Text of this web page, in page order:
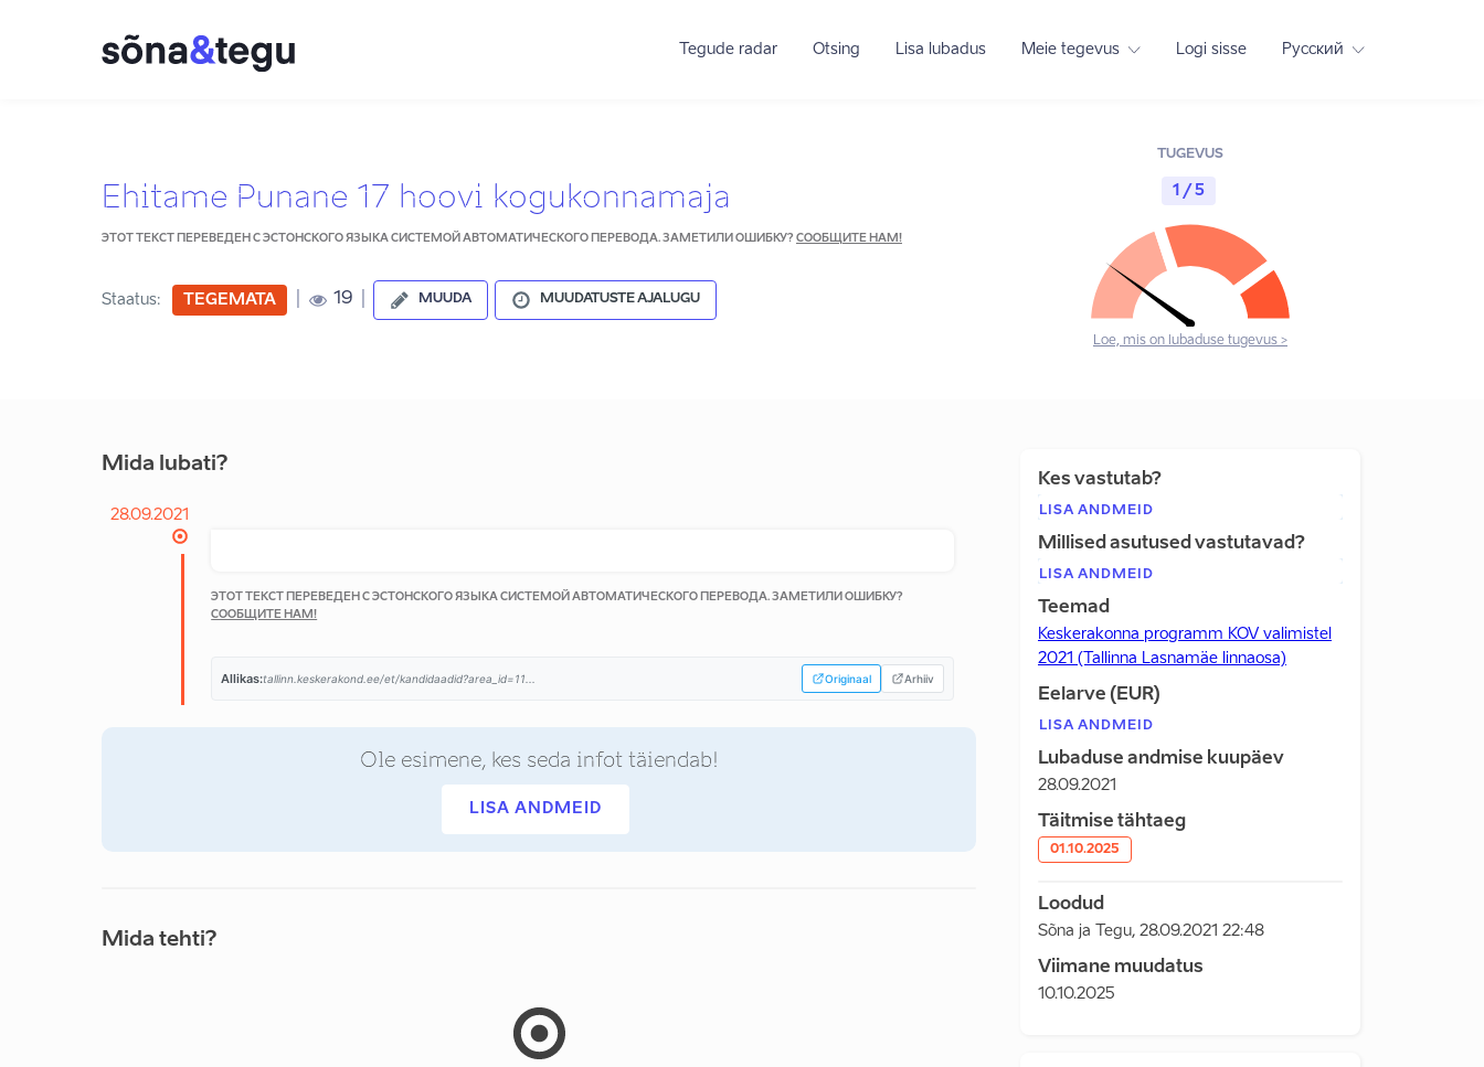
Tegude radar Otsing Lisa lubadus Meie tegevus Logi sisse Русский
Ehitame Punane 17 hoovi kogukonnamaja
ЭТОТ ТЕКСТ ПЕРЕВЕДЕН С ЭСТОНСКОГО ЯЗЫКА СИСТЕМОЙ АВТОМАТИЧЕСКОГО ПЕРЕВОДА. ЗАМЕТИЛИ ОШИБКУ? СООБЩИТЕ НАМ!
Staatus: TEGEMATA 19 MUUDA MUUDATUSTE AJALUGU
TUGEVUS
1 / 5
Loe, mis on lubaduse tugevus >
Mida lubati?
28.09.2021
ЭТОТ ТЕКСТ ПЕРЕВЕДЕН С ЭСТОНСКОГО ЯЗЫКА СИСТЕМОЙ АВТОМАТИЧЕСКОГО ПЕРЕВОДА. ЗАМЕТИЛИ ОШИБКУ?
СООБЩИТЕ НАМ!
Allikas:tallinn.keskerakond.ee/et/kandidaadid?area_id=11... Originaal Arhiiv
Ole esimene, kes seda infot täiendab!
LISA ANDMEID
Mida tehti?
Kes vastutab?
LISA ANDMEID
Millised asutused vastutavad?
LISA ANDMEID
Teemad
Keskerakonna programm KOV valimistel
2021 (Tallinna Lasnamäe linnaosa)
Eelarve (EUR)
LISA ANDMEID
Lubaduse andmise kuupäev
28.09.2021
Täitmise tähtaeg
01.10.2025
Loodud
Sõna ja Tegu, 28.09.2021 22:48
Viimane muudatus
10.10.2025